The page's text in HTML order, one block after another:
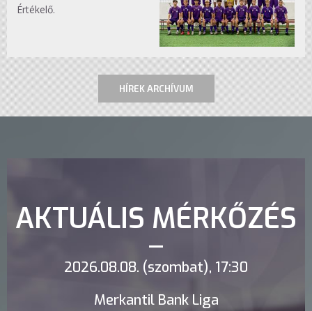
Értékelő.
HÍREK ARCHÍVUM
AKTUÁLIS MÉRKŐZÉS
2026.08.08. (szombat), 17:30
Merkantil Bank Liga